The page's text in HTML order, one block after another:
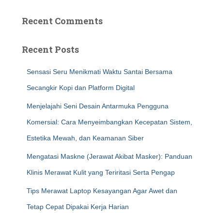
Recent Comments
Recent Posts
Sensasi Seru Menikmati Waktu Santai Bersama
Secangkir Kopi dan Platform Digital
Menjelajahi Seni Desain Antarmuka Pengguna
Komersial: Cara Menyeimbangkan Kecepatan Sistem,
Estetika Mewah, dan Keamanan Siber
Mengatasi Maskne (Jerawat Akibat Masker): Panduan
Klinis Merawat Kulit yang Teriritasi Serta Pengap
Tips Merawat Laptop Kesayangan Agar Awet dan
Tetap Cepat Dipakai Kerja Harian